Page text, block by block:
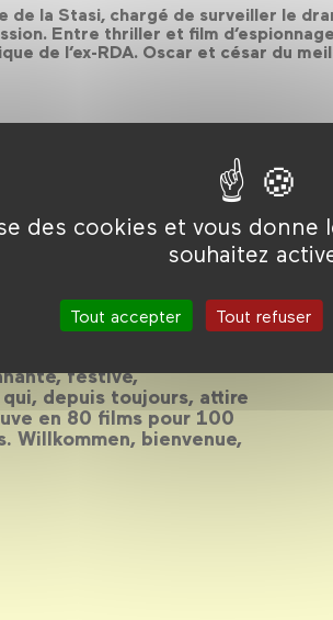
des cookies et vous donne
souhaitez
Tout accepter Tout refuser
de la Stasi, chargé de surveiller le
Entre thriller et film
de l’ex-RDA. Oscar et césar du
festive,
depuis toujours, attire
en 80 films pour 100
Willkommen, bienvenue,